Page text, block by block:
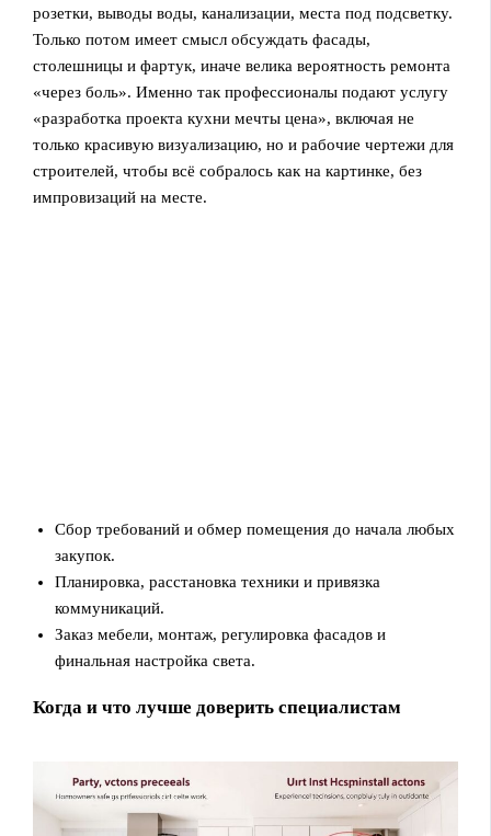
розетки, выводы воды, канализации, места под подсветку.
Только потом имеет смысл обсуждать фасады,
столешницы и фартук, иначе велика вероятность ремонта
«через боль». Именно так профессионалы подают услугу
«разработка проекта кухни мечты цена», включая не
только красивую визуализацию, но и рабочие чертежи для
строителей, чтобы всё собралоcь как на картинке, без
импровизаций на месте.
Сбор требований и обмер помещения до начала любых
закупок.
Планировка, расстановка техники и привязка
коммуникаций.
Заказ мебели, монтаж, регулировка фасадов и
финальная настройка света.
Когда и что лучше доверить специалистам